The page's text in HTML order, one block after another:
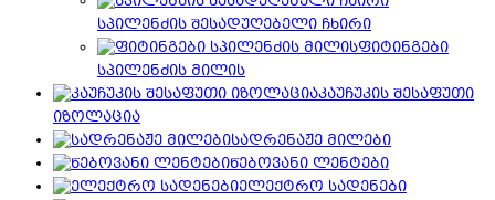
სპილენძის შესადუღებელი ჩხირი
ფიტინგები
სპილენძის მილის
კაუჩუკის შესაფუთი
იზოლაცია
სადრენაჟე მილები
წებოვანი ლენტები
ელექტრო სადენები